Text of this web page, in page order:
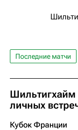
Последние матчи
Шильтигхайм
личных
Кубок Франции